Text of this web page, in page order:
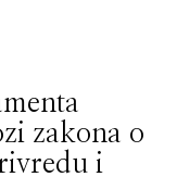
zakona o
i